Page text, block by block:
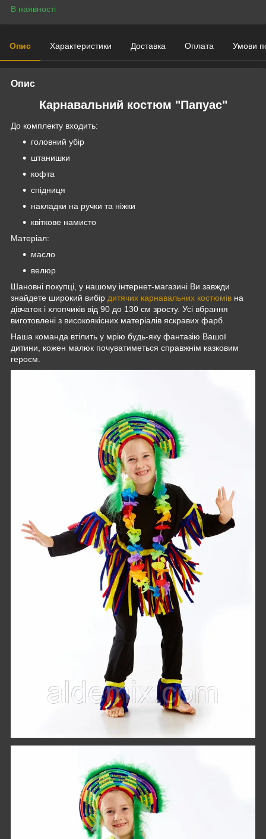
В наявності
Опис Характеристики Доставка Оплата Умови
Опис
Карнавальний костюм "Папуас"
До комплекту входить:
головний убір
штанишки
кофта
спідниця
накладки на ручки та ніжки
квіткове намисто
Матеріал:
масло
велюр
Шановні покупці, у нашому інтернет-магазині Ви завжди
знайдете широкий вибір дитячих карнавальних костюмів на
дівчаток і хлопчиків від 90 до 130 см зросту. Усі вбрання
виготовлені з високоякісних матеріалів яскравих фарб.
Наша команда втілить у мрію будь-яку фантазію Вашої
дитини, кожен малюк почуватиметься справжнім казковим
героєм.